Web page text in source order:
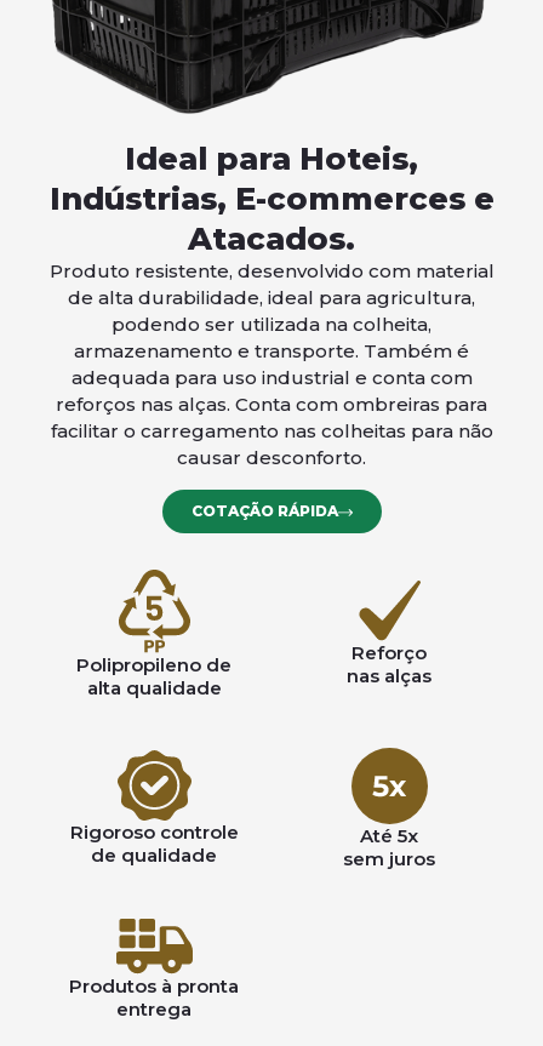
Ideal para Hoteis,
Indústrias, E-commerces e
Atacados.
Produto resistente, desenvolvido com material
de alta durabilidade, ideal para agricultura,
podendo ser utilizada na colheita,
armazenamento e transporte. Também é
adequada para uso industrial e conta com
reforços nas alças. Conta com ombreiras para
facilitar o carregamento nas colheitas para não
causar desconforto.
COTAÇÃO RÁPIDA
Polipropileno de
alta qualidade
Reforço
nas alças
Rigoroso controle
de qualidade
Até 5x
sem juros
Produtos à pronta
entrega